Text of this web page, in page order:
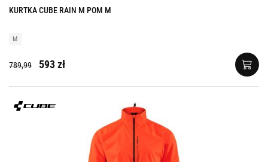
KURTKA CUBE RAIN M POM M
M
789,99 593 zł